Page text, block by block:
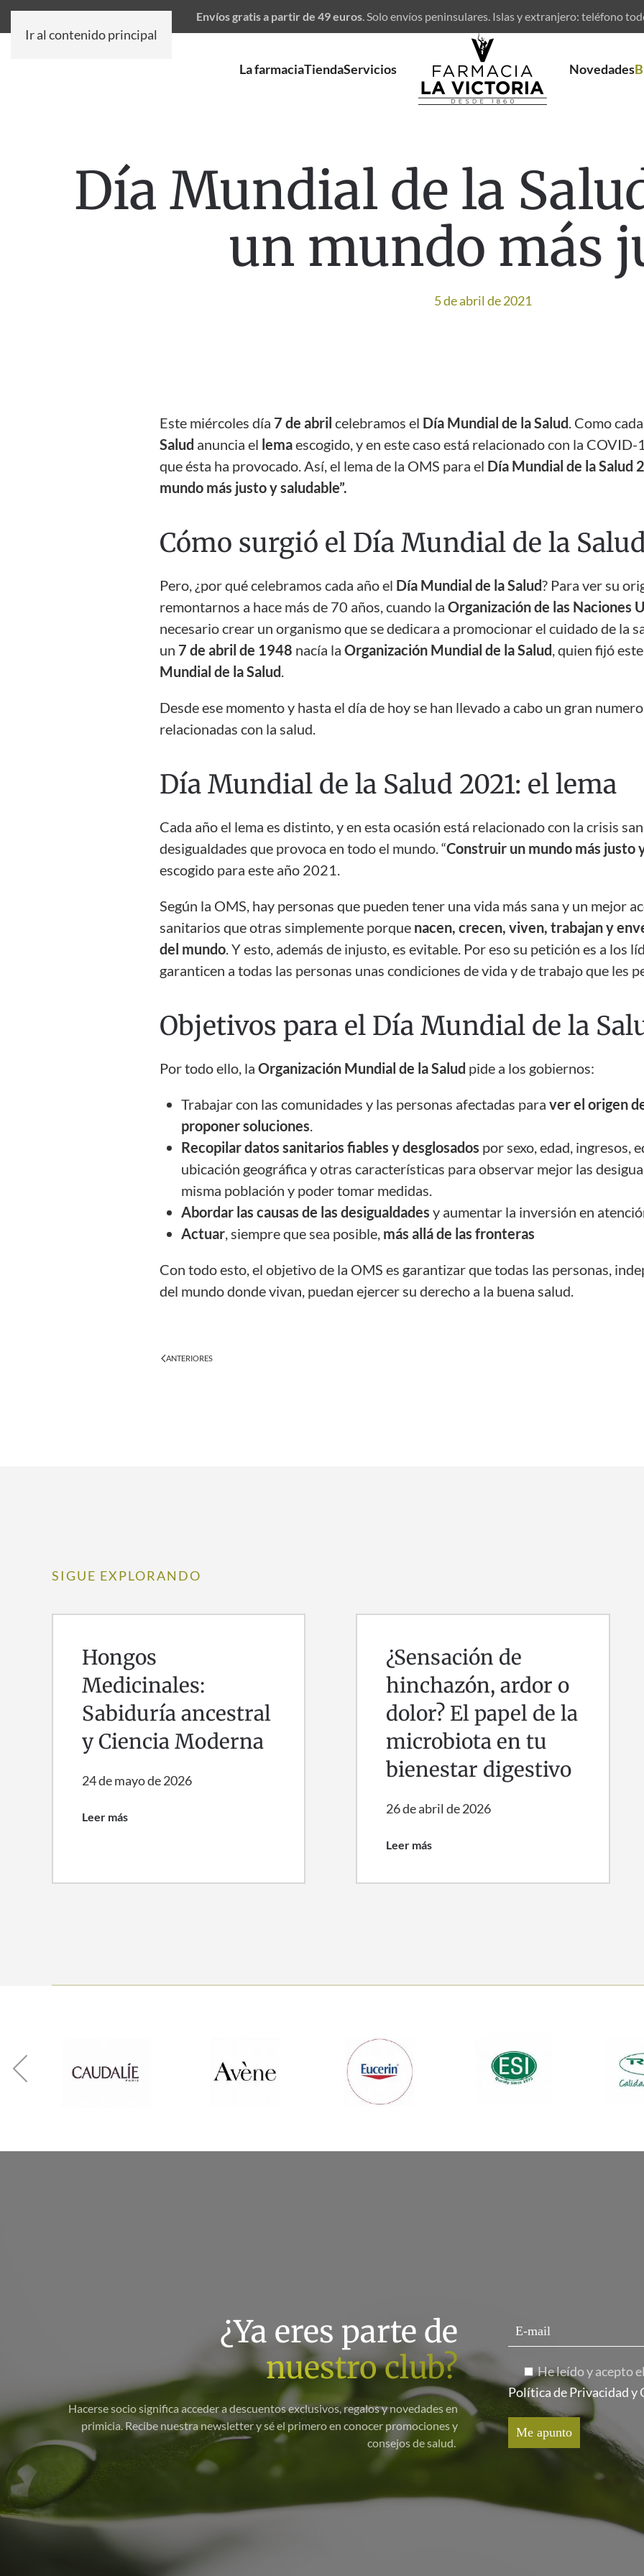
Ir al contenido principal
Envíos gratis a partir de 49 euros.Solo envíos peninsulares. Islas y extranjero: teléfono
La farmaciaTiendaServicios Novedades
Día Mundial de la
un mundo más
5 de abril de 2021
Este miércoles día 7 de abril celebramos el Día Mundial de la Salud. Como
Salud anuncia el lemaescogido, y en este caso está relacionado con la
que ésta ha provocado. Así, el lema de la OMS para el Día Mundial de la Salud
mundo más justo y saludable”.
Cómo surgió el Día Mundial de la
Pero, ¿por qué celebramos cada año el Día Mundial de la Salud? Para ver su
remontarnos a hace más de 70 años, cuando la Organización de las Naciones
necesario crear un organismo que se dedicara a promocionar el cuidado de la
un 7 de abril de 1948 nacía la Organización Mundial de laSalud, quien fijó
Mundial de la Salud.
Desde ese momento y hasta el día de hoy se han llevado a cabo un gran
relacionadas con la salud.
Día Mundial de la Salud 2021: el lema
Cada año el lema es distinto, y en esta ocasión está relacionado con la crisis
desigualdades que provoca en todo el mundo. “Construir un mundo más justo
escogido para este año 2021.
Según la OMS, hay personas que pueden tener una vida más sana y un mejor
sanitarios que otras simplemente porque nacen, crecen, viven, trabajan y
del mundo. Y esto, además de injusto, es evitable. Por eso su petición es a los
garanticen a todas las personas unas condiciones de vida y de trabajo que les
Objetivos para el Día Mundial de la
Por todo ello, la Organización Mundial de la Salud pide a los gobiernos:
Trabajar con las comunidades y las personas afectadas para ver el origen
proponer soluciones.
Recopilar datos sanitarios fiables y desglosados por sexo, edad, ingresos,
ubicación geográfica y otras características para observar mejor las
misma población y poder tomar medidas.
Abordar las causas de las desigualdades y aumentar la inversión en
Actuar, siempre que sea posible, más allá de las fronteras
Con todo esto, el objetivo de la OMS es garantizar que todas las personas,
del mundo donde vivan, puedan ejercer su derecho a la buena salud.
ANTERIORES
SIGUE EXPLORANDO
Hongos
Medicinales:
Sabiduría ancestral
y Ciencia Moderna
24 de mayo de 2026
Leer más
¿Sensación de
hinchazón, ardor o
dolor? El papel de la
microbiota en tu
bienestar digestivo
26 de abril de 2026
Leer más
¿Ya eres parte de
nuestro club?
Hacerse socio significa acceder a descuentos exclusivos, regalos y novedades en
primicia. Recibe nuestra newsletter y sé el primero en conocer promociones y
consejos de salud.
He leído y acepto el
Política de Privacidad y